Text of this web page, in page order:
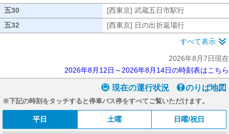
五30 [西東京] 武蔵五日市駅行
五32
[西東京] 日の出折返場行
すべて表示
2026年8月7日現在
2026年8月12日～2026年8月14日の時刻表はこちら
現在の運行状況 のりば地図
※下記の時刻をタッチすると停車バス停をすべてご覧いただけます。
平日 土曜 日曜/祝日